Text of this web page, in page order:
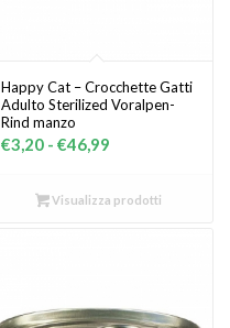
Happy Cat – Crocchette Gatti
Adulto Sterilized Voralpen-
Rind manzo
€3,20 - €46,99Fascia
prezzo:
Visualizza prodotti